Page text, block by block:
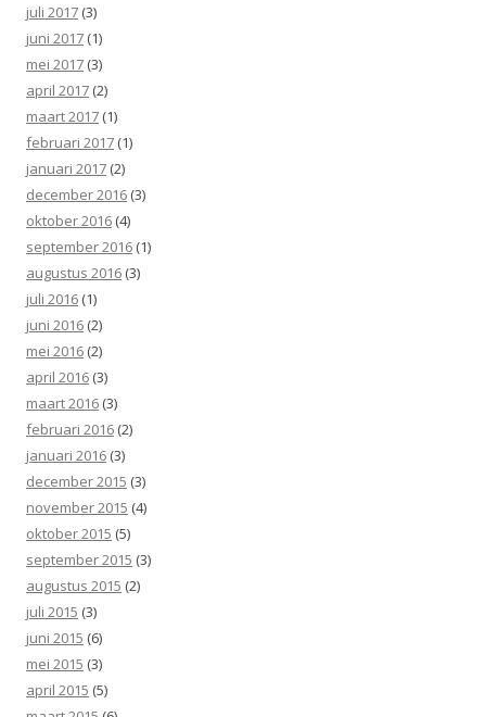
juli 2017 (3)
juni 2017 (1)
mei 2017 (3)
april 2017 (2)
maart 2017 (1)
februari 2017 (1)
januari 2017 (2)
december 2016 (3)
oktober 2016 (4)
september 2016 (1)
augustus 2016 (3)
juli 2016 (1)
juni 2016 (2)
mei 2016 (2)
april 2016 (3)
maart 2016 (3)
februari 2016 (2)
januari 2016 (3)
december 2015 (3)
november 2015 (4)
oktober 2015 (5)
september 2015 (3)
augustus 2015 (2)
juli 2015 (3)
juni 2015 (6)
mei 2015 (3)
april 2015 (5)